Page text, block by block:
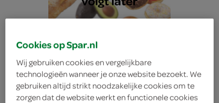
Cookies op Spar.nl
Wij gebruiken cookies en vergelijkbare
technologieën wanneer je onze website bezoekt. We
gebruiken altijd strikt noodzakelijke cookies om te
zorgen dat de website werkt en functionele cookies